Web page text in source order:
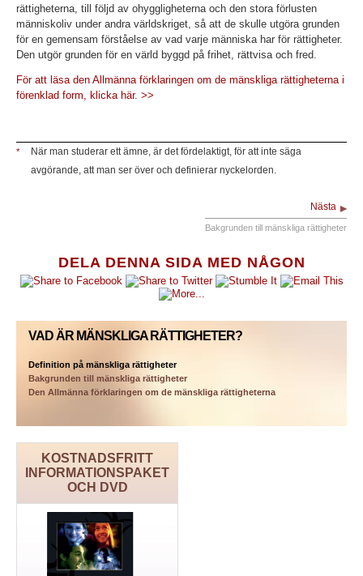
DELA DENNA SIDA MED NÅGON
VAD ÄR MÄNSKLIGA RÄTTIGHETER?
Definition på mänskliga rättigheter
Bakgrunden till mänskliga rättigheter
Den Allmänna förklaringen om de mänskliga rättigheterna
KOSTNADSFRITT
INFORMATIONSPAKET
OCH DVD
rättigheterna, till följd av ohyggligheterna och den stora förlusten
människoliv under andra världskriget, så att de skulle utgöra grunden
för en gemensam förståelse av vad varje människa har för rättigheter.
Den utgör grunden för en värld byggd på frihet, rättvisa och fred.
För att läsa den Allmänna förklaringen om de mänskliga rättigheterna i
förenklad form, klicka här. >>
*
När man studerar ett ämne, är det fördelaktigt, för att inte säga
avgörande, att man ser över och definierar nyckelorden.
Nästa
Bakgrunden till mänskliga rättigheter